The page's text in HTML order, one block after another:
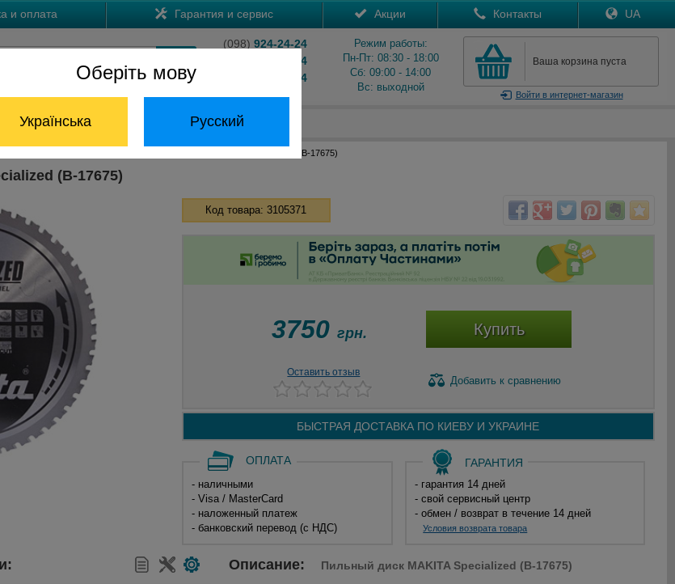
Оберіть мову
Українська Русский
и оплата Гарантия и сервис Акции Контакты UA
(098) 924-24-24
204-24-24
824-24-24
Режим работы:
Пн-Пт: 08:30 - 18:00
Сб: 09:00 - 14:00
Вс: выходной
Ваша корзина пуста
Войтив интернет-магазин
Отдел запчастей: (068) 824-24-24
Пильный диск MAKITA Specialized (B-17675)
(B-17675)
Код товара: 3105371
3750 грн. Купить
Оставить отзыв
Добавить к сравнению
БЫСТРАЯ ДОСТАВКА ПО КИЕВУ И УКРАИНЕ
ОПЛАТА
- наличными
- Visa / MasterCard
- наложенный платеж
- банковский перевод (с НДС)
ГАРАНТИЯ
- гарантия 14 дней
- свой сервисный центр
- обмен / возврат в течение 14 дней
Условия возврата товара
Описание: Пильный диск MAKITA Specialized (B-17675)